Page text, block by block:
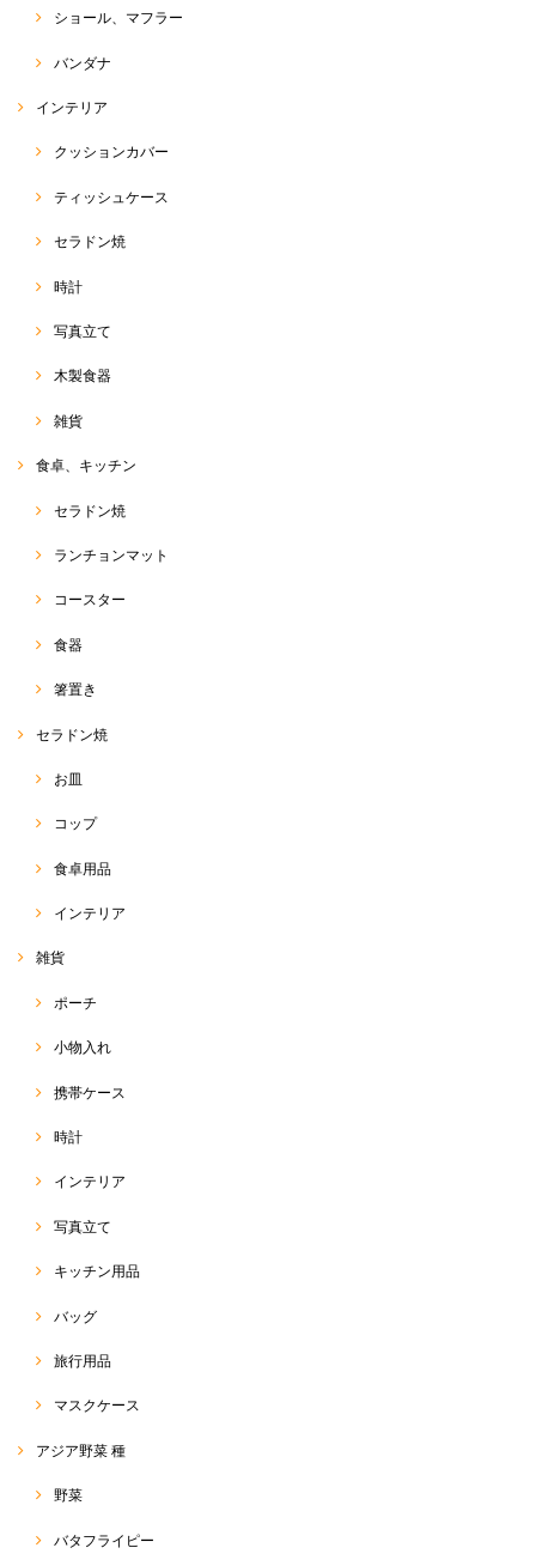
ショール、マフラー
バンダナ
インテリア
クッションカバー
ティッシュケース
セラドン焼
時計
写真立て
木製食器
雑貨
食卓、キッチン
セラドン焼
ランチョンマット
コースター
食器
箸置き
セラドン焼
お皿
コップ
食卓用品
インテリア
雑貨
ポーチ
小物入れ
携帯ケース
時計
インテリア
写真立て
キッチン用品
バッグ
旅行用品
マスクケース
アジア野菜 種
野菜
バタフライピー